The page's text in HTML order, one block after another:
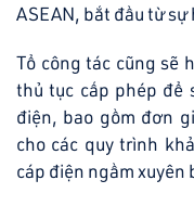
ASEAN, bắt đầu từ
Tổ công tác cũng sẽ
thủ tục cấp phép để
điện, bao gồm đơn
cho các quy trình
cáp điện ngầm xuyên